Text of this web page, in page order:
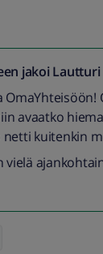
jakoi Lautturi
avaatko
kuitenkin
vielä